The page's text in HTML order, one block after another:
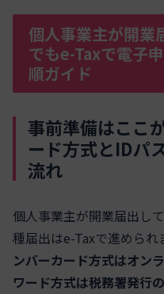
個人事業主が開業
でもe-Taxで電子
順ガイド
事前準備はここ
ード方式とIDパ
流れ
個人事業主が開業届出し
種届出はe-Taxで進められ
ンバーカード方式はオン
ワード方式は税務署発行